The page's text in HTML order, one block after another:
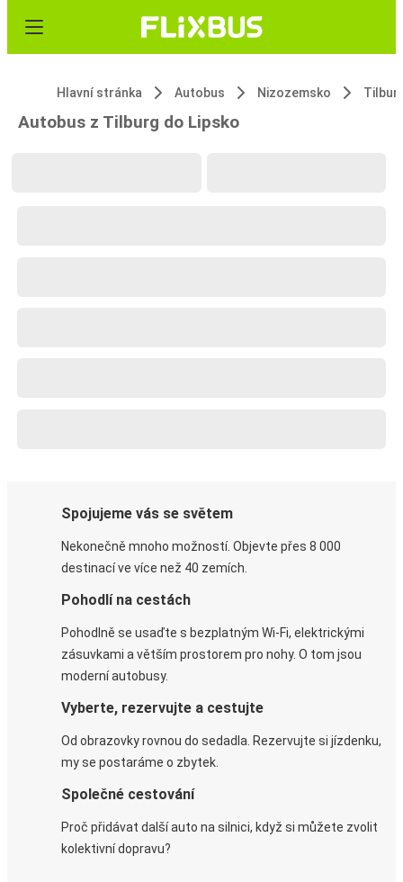
Hlavní stránka Autobus Nizozemsko
Autobus z Tilburg do Lipsko
Spojujeme vás se světem
Nekonečně mnoho možností. Objevte přes 8 000
destinací ve více než 40 zemích.
Pohodlí na cestách
Pohodlně se usaďte s bezplatným Wi-Fi, elektrickými
zásuvkami a větším prostorem pro nohy. O tom jsou
moderní autobusy.
Vyberte, rezervujte a cestujte
Od obrazovky rovnou do sedadla. Rezervujte si jízdenku,
my se postaráme o zbytek.
Společné cestování
Proč přidávat další auto na silnici, když si můžete zvolit
kolektivní dopravu?